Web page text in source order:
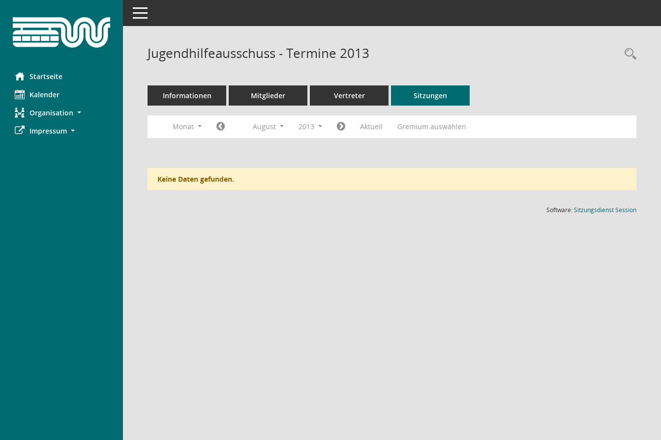
Startseite
Kalender
Organisation
Impressum
Toggle navigation
Jugendhilfeausschuss - Termine 2013
Informationen Mitglieder Vertreter Sitzungen
Monat August 2013 Aktuell Gremium auswählen
Keine Daten gefunden.
Software:SitzungsdienstSession(Wird in